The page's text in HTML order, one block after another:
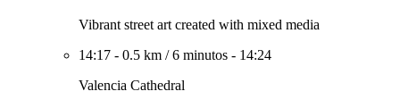
Vibrant street art created with mixed media
14:17 - 0.5 km /6 minutos - 14:24
Valencia Cathedral